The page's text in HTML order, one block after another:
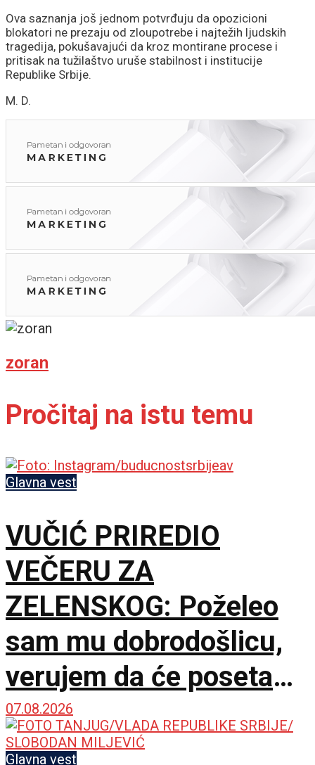
Ova saznanja još jednom potvrđuju da opozicioni
blokatori ne prezaju od zloupotrebe i najtežih ljudskih
tragedija, pokušavajući da kroz montirane procese i
pritisak na tužilaštvo uruše stabilnost i institucije
Republike Srbije.
M. D.
zoran
Pročitaj na istu temu
Glavna vest
VUČIĆ PRIREDIO
VEČERU ZA
ZELENSKOG: Poželeo
sam mu dobrodošlicu,
verujem da će poseta
doprineti razvoju
odnosa
07.08.2026
Glavna vest